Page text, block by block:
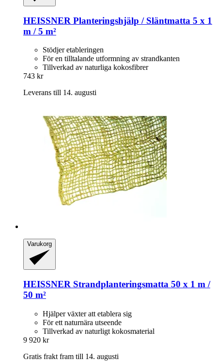
HEISSNER Planteringshjälp / Släntmatta 5 x 1
m / 5 m²
Stödjer etableringen
För en tilltalande utformning av strandkanten
Tillverkad av naturliga kokosfibrer
743 kr
Leverans till 14. augusti
Varukorg
HEISSNER Strandplanteringsmatta 50 x 1 m /
50 m²
Hjälper växter att etablera sig
För ett naturnära utseende
Tillverkad av naturligt kokosmaterial
9 920 kr
Gratis frakt fram till 14. augusti